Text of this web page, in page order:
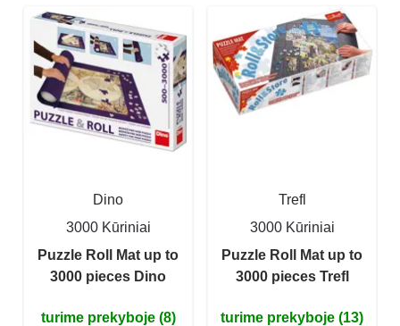
Dino
3000 Kūriniai
Puzzle Roll Mat up to
3000 pieces Dino
turime prekyboje (8)
Trefl
3000 Kūriniai
Puzzle Roll Mat up to
3000 pieces Trefl
turime prekyboje (13)